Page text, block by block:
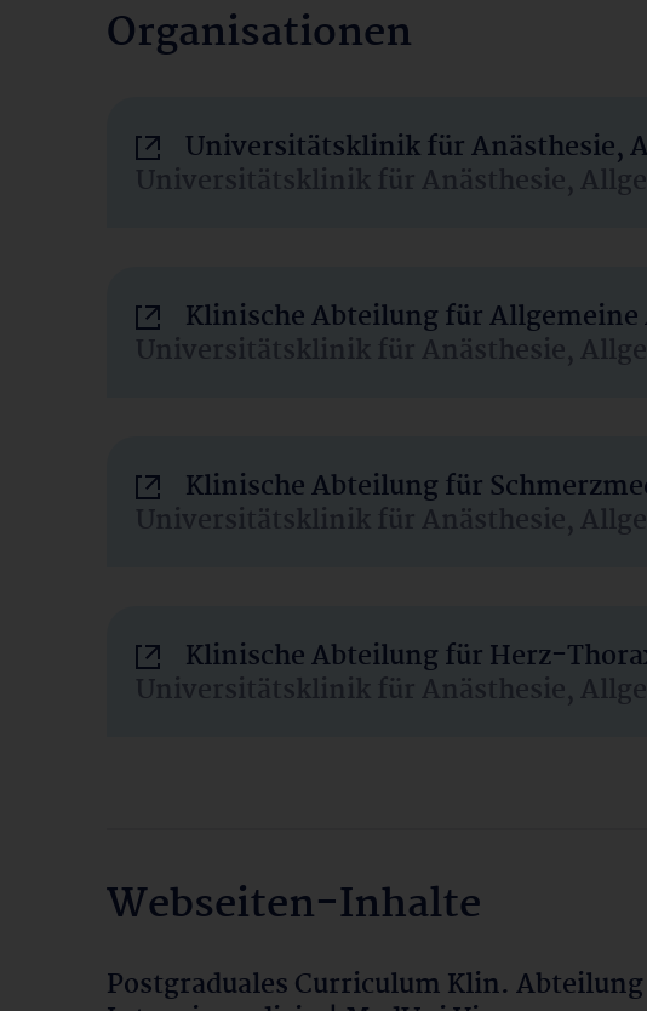
Organisationen
Universitätsklinik für Anästhesie,
Universitätsklinik für Anästhesie,
Klinische Abteilung für
Universitätsklinik für Anästhesie,
Klinische Abteilung für
Universitätsklinik für Anästhesie,
Klinische Abteilung für Herz-
Universitätsklinik für Anästhesie,
Webseiten-Inhalte
Postgraduales Curriculum Klin.